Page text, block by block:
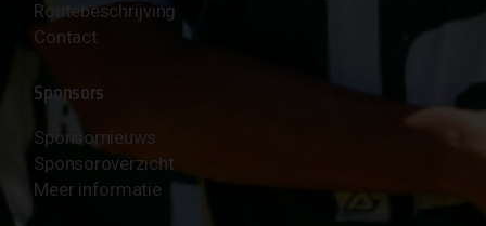
Routebeschrijving
Contact
Sponsors
Sponsornieuws
Sponsoroverzicht
Meer informatie